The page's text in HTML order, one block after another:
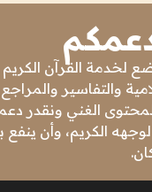
لخدمة القرآن الكريم
والتفاسير
الغني ونقدر
الكريم، وأن